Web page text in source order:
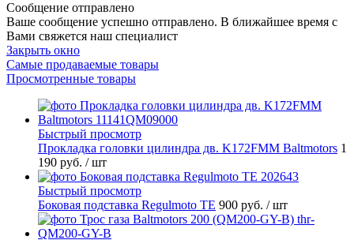
Сообщение отправлено
Ваше сообщение успешно отправлено. В ближайшее время с
Вами свяжется наш специалист
Закрыть окно
Самые продаваемые товары
Просмотренные товары
Быстрый просмотр
Прокладка головки цилиндра дв. K172FMM Baltmotors 1
190 руб. / шт
Быстрый просмотр
Боковая подставка Regulmoto TE 900 руб. / шт